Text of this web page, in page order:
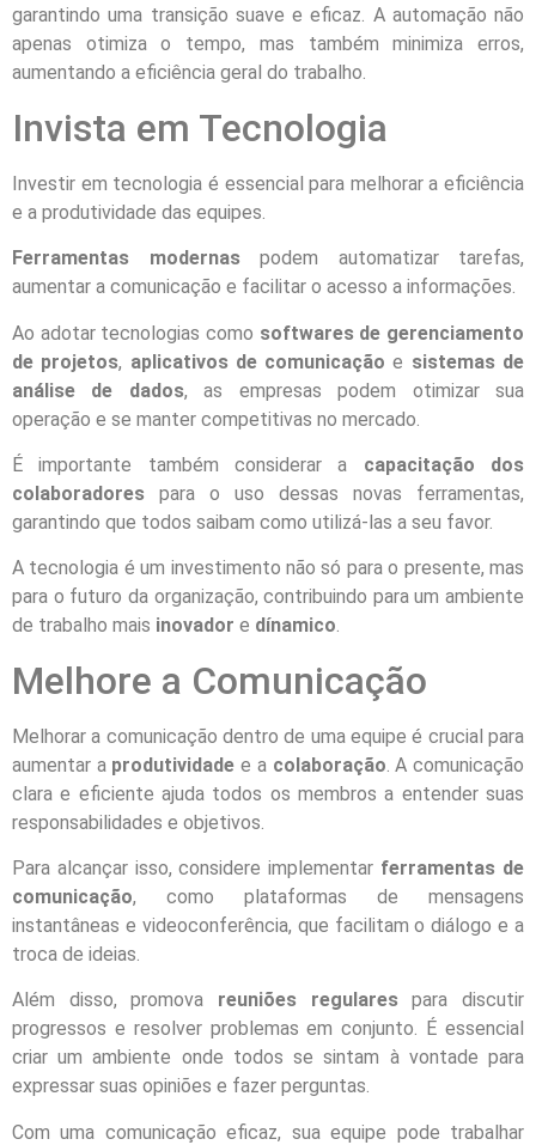
garantindo uma transição suave e eficaz. A automação não
apenas otimiza o tempo, mas também minimiza erros,
aumentando a eficiência geral do trabalho.
Invista em Tecnologia
Investir em tecnologia é essencial para melhorar a eficiência
e a produtividade das equipes.
Ferramentas modernaspodem automatizar tarefas,
aumentar a comunicação e facilitar o acesso a informações.
Ao adotar tecnologias como softwares de gerenciamento
de projetos, aplicativos de comunicação e sistemas de
análise de dados, as empresas podem otimizar sua
operação e se manter competitivas no mercado.
É importante também considerar a capacitação dos
colaboradores para o uso dessas novas ferramentas,
garantindo que todos saibam como utilizá-las a seu favor.
A tecnologia é um investimento não só para o presente, mas
para o futuro da organização, contribuindo para um ambiente
de trabalho mais inovador e dínamico.
Melhore a Comunicação
Melhorar a comunicação dentro de uma equipe é crucial para
aumentar a produtividade e a colaboração . A comunicação
clara e eficiente ajuda todos os membros a entender suas
responsabilidades e objetivos.
Para alcançar isso, considere implementar ferramentas de
comunicação, como plataformas de mensagens
instantâneas e videoconferência, que facilitam o diálogo e a
troca de ideias.
Além disso, promova reuniões regularespara discutir
progressos e resolver problemas em conjunto. É essencial
criar um ambiente onde todos se sintam à vontade para
expressar suas opiniões e fazer perguntas.
Com uma comunicação eficaz, sua equipe pode trabalhar